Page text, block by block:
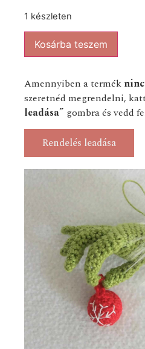
1 készleten
Kosárba teszem
Amennyiben a termék
szeretnéd megrendelni,
leadása” gombra és vedd
Rendelés leadása